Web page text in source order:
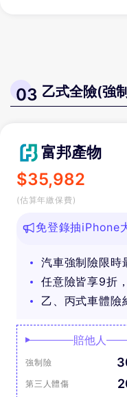
03 乙式全險(強
富邦產物
$35,982
(估算年繳保費)
免登錄抽iPhone
汽車強制險限時
任意險皆享9折
乙、丙式車體險
賠他人
強制險
第三人體傷